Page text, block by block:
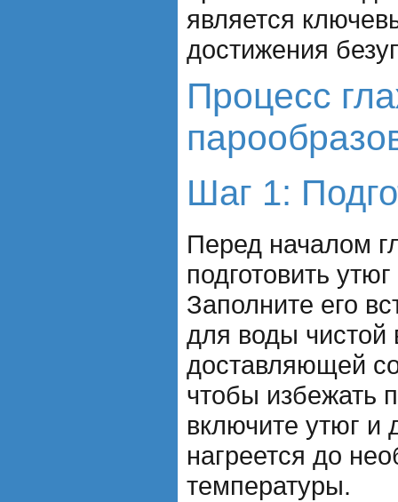
является
достижения
Процесс
Шаг 1:
Перед началом
подготовить
Заполните его
для воды чистой
доставляющей
чтобы избежать
включите утюг и
нагреется до
температуры.